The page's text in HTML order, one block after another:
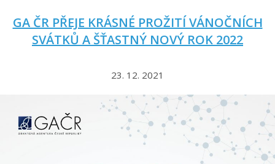
GA ČR PŘEJE KRÁSNÉ PROŽITÍ VÁNOČNÍCH
SVÁTKŮ A ŠŤASTNÝ NOVÝ ROK 2022
23. 12. 2021